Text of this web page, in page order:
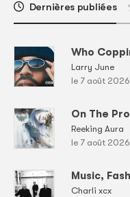
Dernières publiées
Who
Larry June
le 7 août 2026
On The
Reeking Aura
le 7 août 2026
Music,
Charli xcx